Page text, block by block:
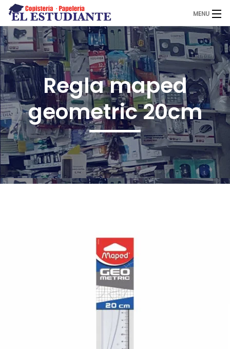
MENU
El Estudiante
Copistería
Papelería
Servicios
Regla maped
geometric 20cm